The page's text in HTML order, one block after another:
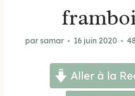
par samar 16 juin 2020
Aller à la